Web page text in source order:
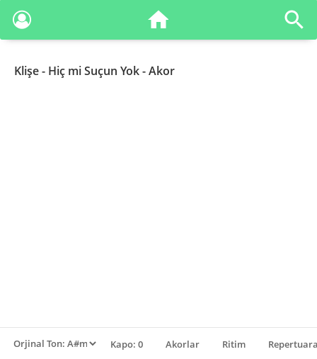
Klişe- Hiç mi Suçun Yok - Akor
Kapo: 0 Akorlar Ritim